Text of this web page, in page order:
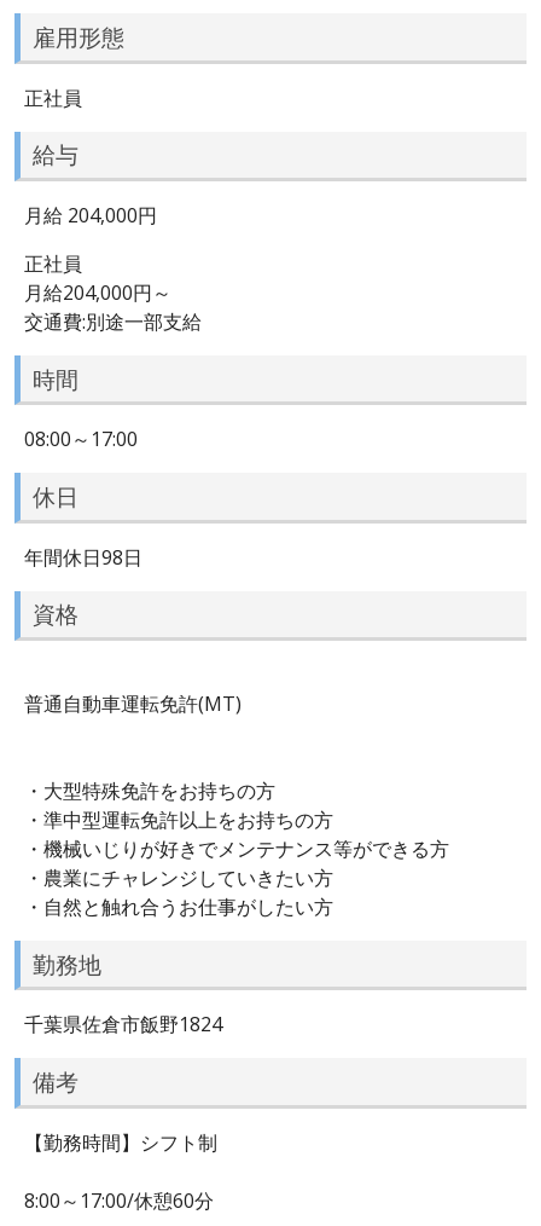
雇用形態
正社員
給与
月給 204,000円
正社員
月給204,000円～
交通費:別途一部支給
時間
08:00～17:00
休日
年間休日98日
資格
普通自動車運転免許(MT)
・大型特殊免許をお持ちの方
・準中型運転免許以上をお持ちの方
・機械いじりが好きでメンテナンス等ができる方
・農業にチャレンジしていきたい方
・自然と触れ合うお仕事がしたい方
勤務地
千葉県佐倉市飯野1824
備考
【勤務時間】シフト制
8:00～17:00/休憩60分